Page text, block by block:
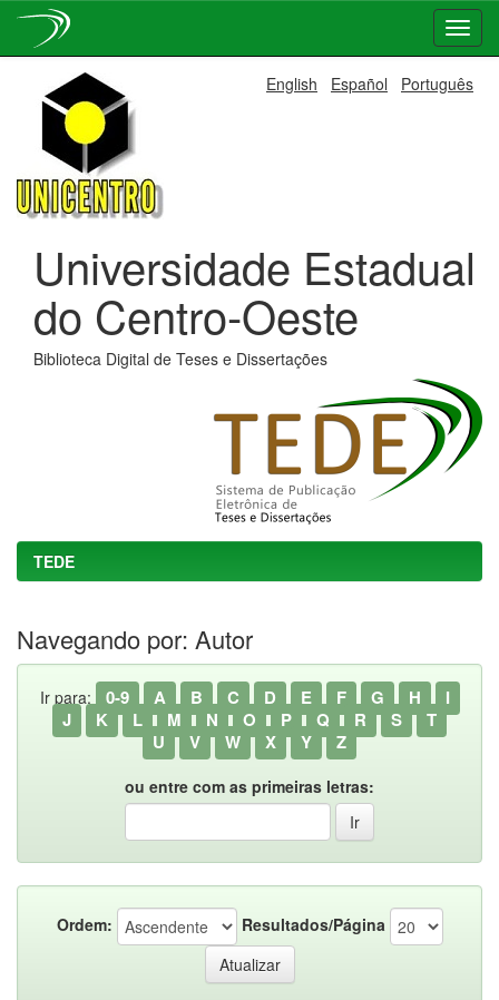
navigation
English Español Português
Universidade Estadual
do Centro-Oeste
Biblioteca Digital de Teses e Dissertações
TEDE
Navegando por: Autor
Ir para: 0-9 A B C D E F G H
I
J
K L M N O P Q R S
T
U
V W X Y Z
ou entre com as primeiras letras:
Ordem: Resultados/Página